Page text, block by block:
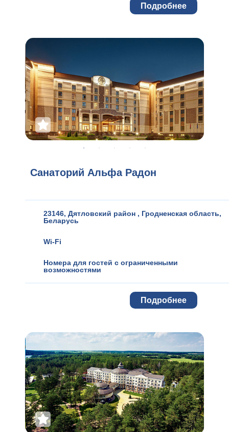
Подробнее
Санаторий Альфа Радон
23146, Дятловский район , Гродненская область,
Беларусь
Wi-Fi
Номера для гостей с ограниченными
возможностями
Подробнее